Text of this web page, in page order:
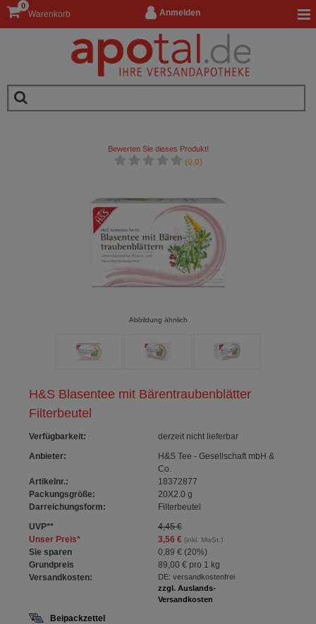
Anmelden
Warenkorb
0
H&S Blasentee mit Bärentraubenblätter
Filterbeutel
Verfügbarkeit:
derzeit nicht lieferbar
Anbieter:
H&S Tee - Gesellschaft mbH &
Co.
Artikelnr.:
18372877
Packungsgröße:
20X2.0 g
Darreichungsform:
Filterbeutel
UVP**
4,45 €
Unser Preis* 3,56 €(inkl. MwSt.)
Sie sparen 0,89 € (20%)
Grundpreis
89,00 €pro 1 kg
Versandkosten:
DE: versandkostenfrei
zzgl. Auslands-
Versandkosten
Bewerten Sie dieses Produkt!
(0.0)
Abbildung ähnlich
Beipackzettel